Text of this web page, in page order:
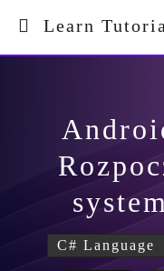
Learn
C# Language